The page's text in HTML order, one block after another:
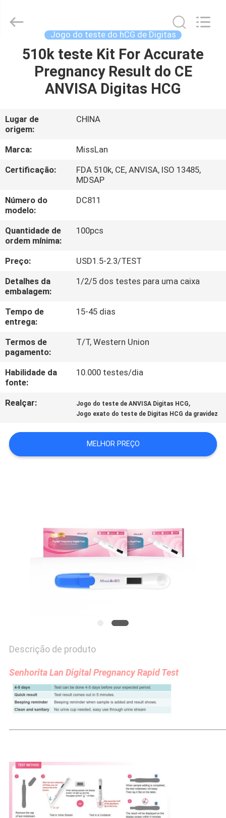
CASA
PRODUTOS
SOBRE
NÓS
EXCURSÃO
FÁBRICA
CONTROLE
QUALIDADE
CONTACTE-
NOS
PEÇA
UMAS
CITAÇÕES
hCG
Jogo do teste do hCG de Digitas
510k teste Kit For Accurate
Pregnancy Result do CE
ANVISA Digitas HCG
Lugar de
origem:
CHINA
Marca:
MissLan
Certificação:
FDA 510k, CE, ANVISA, ISO 13485,
MDSAP
Número do
modelo:
DC811
Quantidade de
ordem mínima:
100pcs
Preço:
USD1.5-2.3/TEST
Detalhes da
embalagem:
1/2/5 dos testes para uma caixa
Tempo de
entrega:
15-45 dias
Termos de
pagamento:
T/T, Western Union
Habilidade da
fonte:
10.000 testes/dia
Realçar: Jogo do teste de ANVISA Digitas HCG,
Jogo exato do teste de Digitas HCG da gravidez
MELHOR PREÇO
Descrição de produto
Senhorita Lan Digital Pregnancy Rapid Test